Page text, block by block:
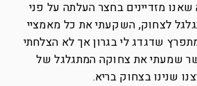
מזדיינים בחצר העלתה על פני
לצחוק, השקעתי את כל מאמציי
שדגדג לי בגרון אך לא הצלחתי
שמעתי את צחוקה המתגלגל של
שנינו בצחוק בריא.